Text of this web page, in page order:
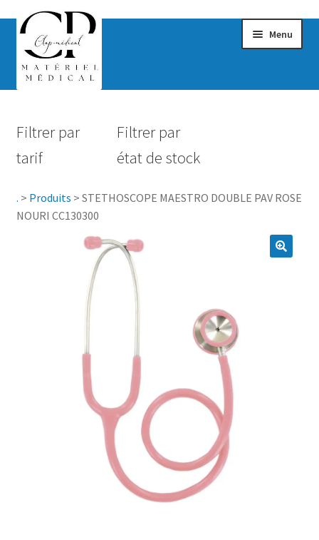
Menu
Hygiène
Accessoires Salle de bain
Vêtements & Chaussures
Filtrer par
tarif
Filtrer par
état de stock
. > Produits > STETHOSCOPE MAESTRO DOUBLE PAV ROSE
NOURI CC130300